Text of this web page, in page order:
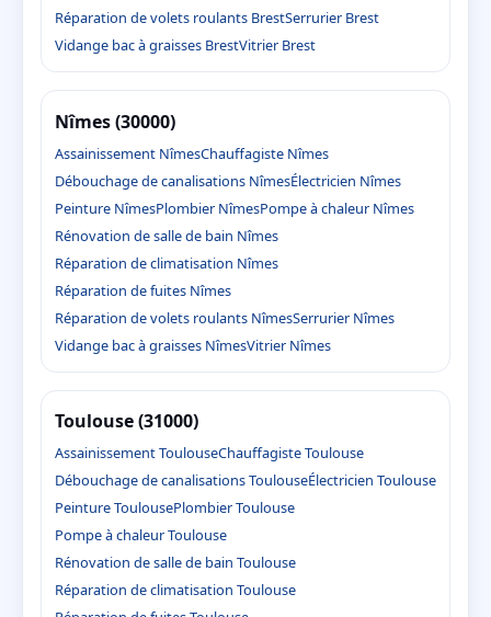
Réparation de volets roulants BrestSerrurier Brest
Vidange bac à graisses BrestVitrier Brest
Nîmes (30000)
Assainissement NîmesChauffagiste Nîmes
Débouchage de canalisations NîmesÉlectricien Nîmes
Peinture NîmesPlombier NîmesPompe à chaleur Nîmes
Rénovation de salle de bain Nîmes
Réparation de climatisation Nîmes
Réparation de fuites Nîmes
Réparation de volets roulants NîmesSerrurier Nîmes
Vidange bac à graisses NîmesVitrier Nîmes
Toulouse (31000)
Assainissement ToulouseChauffagiste Toulouse
Débouchage de canalisations ToulouseÉlectricien Toulouse
Peinture ToulousePlombier Toulouse
Pompe à chaleur Toulouse
Rénovation de salle de bain Toulouse
Réparation de climatisation Toulouse